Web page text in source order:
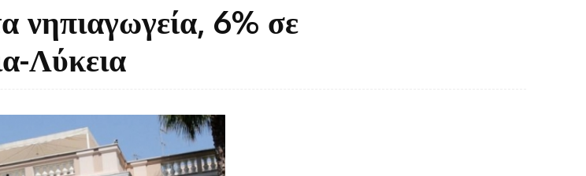
6% σε
Λύκεια